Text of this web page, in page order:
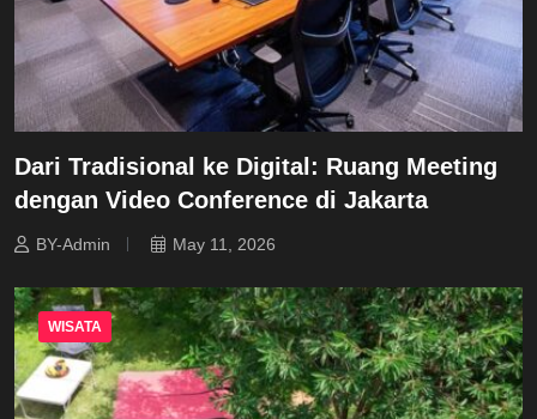
Dari Tradisional ke Digital: Ruang Meeting
dengan Video Conference di Jakarta
BY-Admin May 11, 2026
WISATA